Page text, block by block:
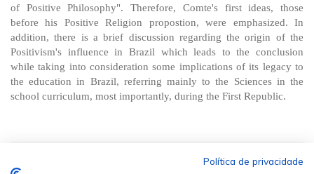
of Positive Philosophy". Therefore, Comte's first ideas, those
before his Positive Religion propostion, were emphasized. In
addition, there is a brief discussion regarding the origin of the
Positivism's influence in Brazil which leads to the conclusion
while taking into consideration some implications of its legacy to
the education in Brazil, referring mainly to the Sciences in the
school curriculum, most importantly, during the First Republic.
Política de privacidade